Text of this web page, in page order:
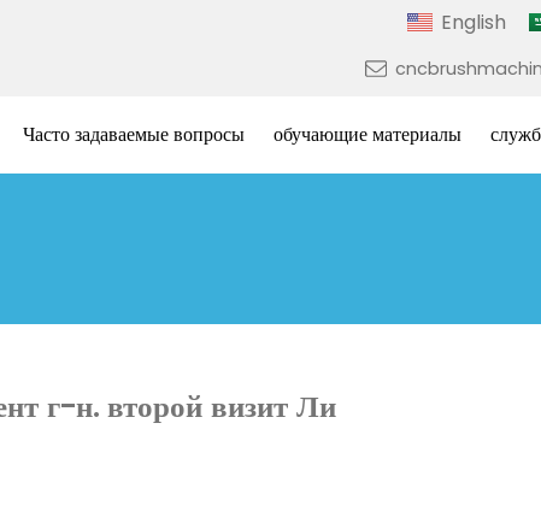
English
Часто задаваемые вопросы обучающие материалы
г-н. второй визит Ли